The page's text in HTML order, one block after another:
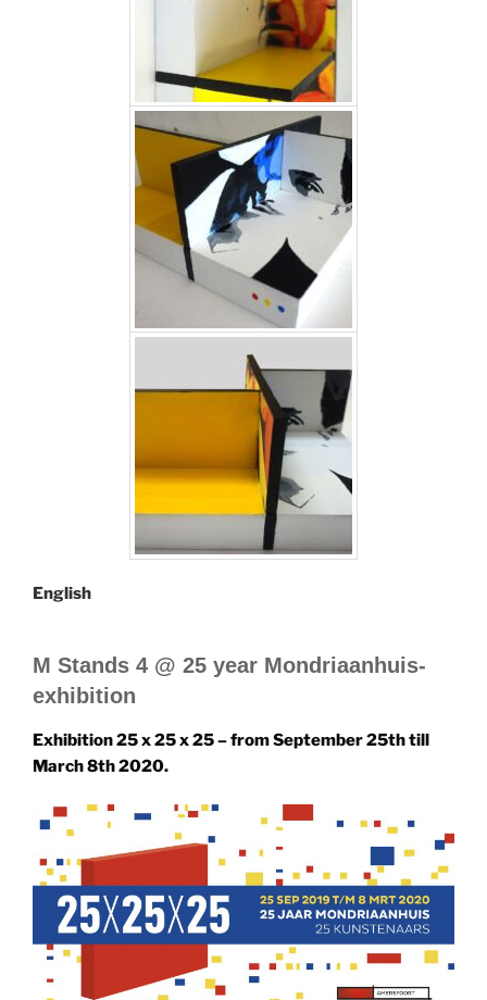
English
M Stands 4 @ 25 year Mondriaanhuis-
exhibition
Exhibition 25 x 25 x 25 – from September 25th till
March 8th 2020.